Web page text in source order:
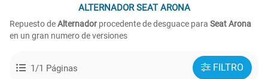
ALTERNADORSEAT ARONA
Repuesto deAlternador procedente de desguace para Seat Arona
en un gran numero de versiones
1/1 Páginas FILTRO